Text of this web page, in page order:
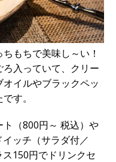
もちで美味し～い！
入っていて、クリー
イルやブラックペッ
す。
（800円～ 税込）や
ッチ（サラダ付／
150円でドリンクセ